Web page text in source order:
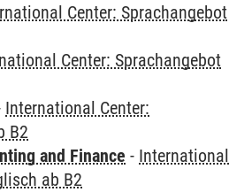
Center: Sprachangebot
Center: Sprachangebot
International Center:
B2
and Finance - International
ab B2